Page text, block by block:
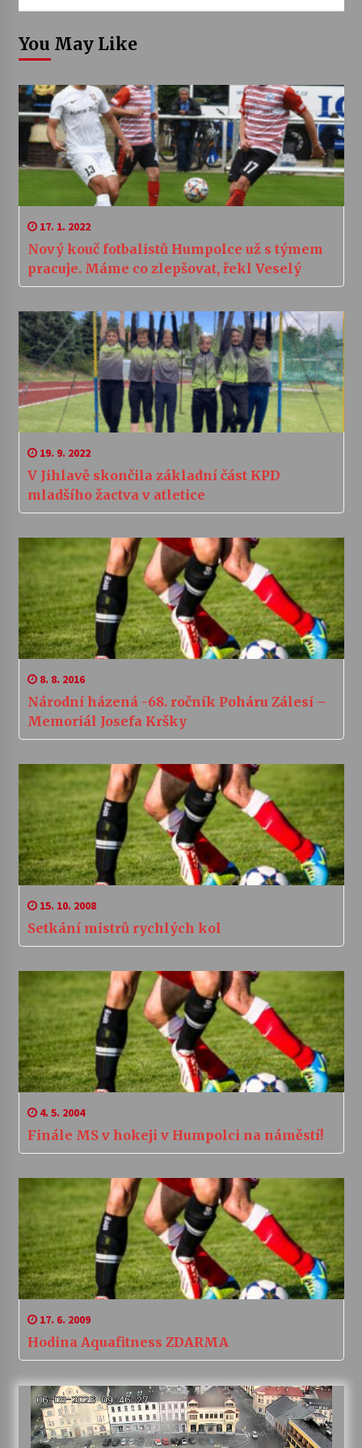
You May Like
17. 1. 2022
Nový kouč fotbalistů Humpolce už s týmem
pracuje. Máme co zlepšovat, řekl Veselý
19. 9. 2022
V Jihlavě skončila základní část KPD
mladšího žactva v atletice
8. 8. 2016
Národní házená -68. ročník Poháru Zálesí –
Memoriál Josefa Kršky
15. 10. 2008
Setkání mistrů rychlých kol
4. 5. 2004
Finále MS v hokeji v Humpolci na náměstí!
17. 6. 2009
Hodina Aquafitness ZDARMA